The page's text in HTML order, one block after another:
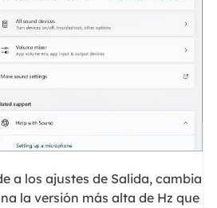
a los ajustes de Salida, cambia
la versión más alta de Hz que